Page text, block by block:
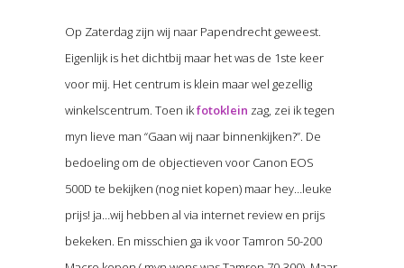
Op Zaterdag zijn wij naar Papendrecht geweest.
Eigenlijk is het dichtbij maar het was de 1ste keer
voor mij. Het centrum is klein maar wel gezellig
winkelscentrum. Toen ikfotoklein zag, zei ik tegen
myn lieve man “Gaan wij naar binnenkijken?”. De
bedoeling om de objectieven voor Canon EOS
500D te bekijken (nog niet kopen) maar hey…leuke
prijs! ja…wij hebben al via internet review en prijs
bekeken. En misschien ga ik voor Tamron 50-200